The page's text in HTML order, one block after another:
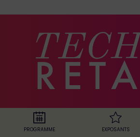
Le salon
PROGRAMME EXPOSANTS